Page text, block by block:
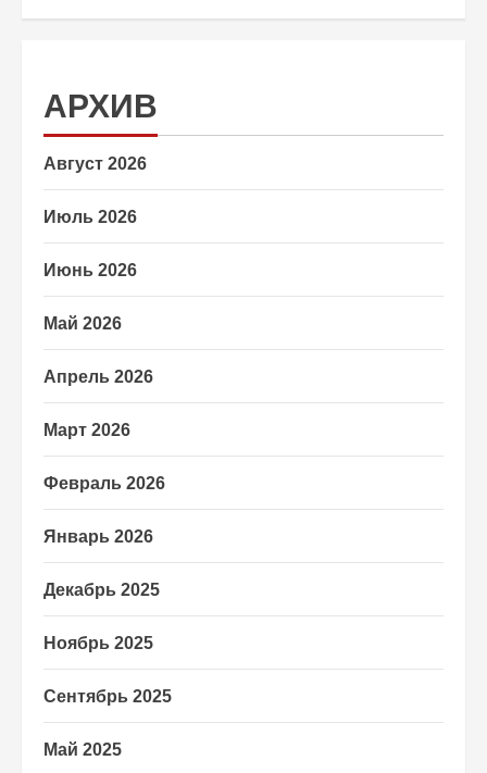
АРХИВ
Август 2026
Июль 2026
Июнь 2026
Май 2026
Апрель 2026
Март 2026
Февраль 2026
Январь 2026
Декабрь 2025
Ноябрь 2025
Сентябрь 2025
Май 2025